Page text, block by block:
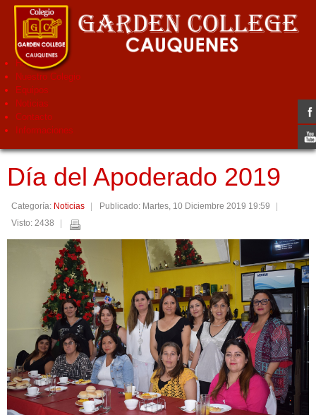
Home
Nuestro Colegio
Equipos
Noticias
Contacto
Informaciones
Día del Apoderado 2019
Categoría: Noticias
Publicado: Martes, 10 Diciembre 2019 19:59
Visto: 2438